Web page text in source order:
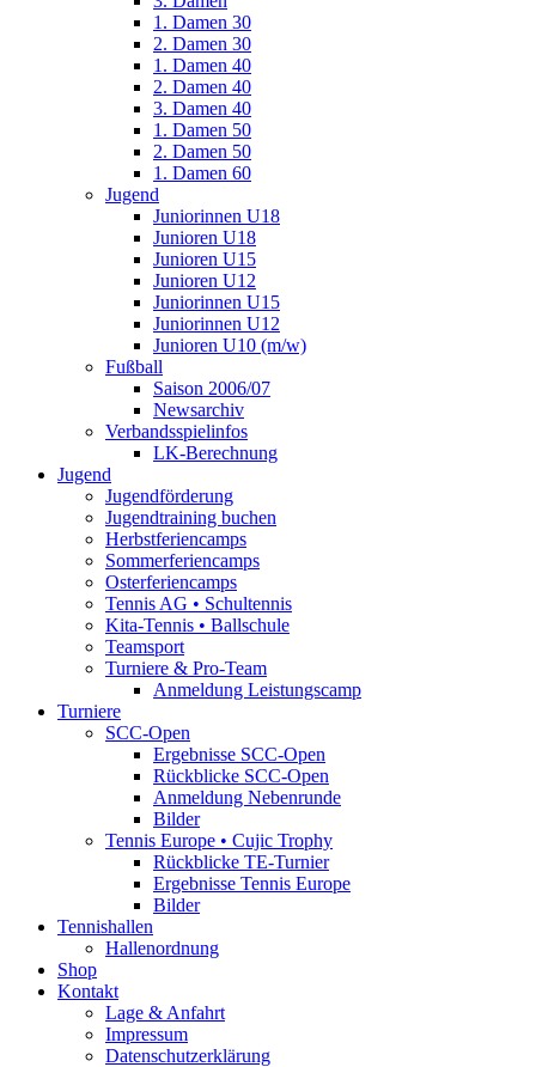
1. Damen 30
2. Damen 30
1. Damen 40
2. Damen 40
3. Damen 40
1. Damen 50
2. Damen 50
1. Damen 60
Jugend
Juniorinnen U18
Junioren U18
Junioren U15
Junioren U12
Juniorinnen U15
Juniorinnen U12
Junioren U10 (m/w)
Fußball
Saison 2006/07
Newsarchiv
Verbandsspielinfos
LK-Berechnung
Jugend
Jugendförderung
Jugendtraining buchen
Herbstferiencamps
Sommerferiencamps
Osterferiencamps
Tennis AG • Schultennis
Kita-Tennis • Ballschule
Teamsport
Turniere & Pro-Team
Anmeldung Leistungscamp
Turniere
SCC-Open
Ergebnisse SCC-Open
Rückblicke SCC-Open
Anmeldung Nebenrunde
Bilder
Tennis Europe • Cujic Trophy
Rückblicke TE-Turnier
Ergebnisse Tennis Europe
Bilder
Tennishallen
Hallenordnung
Shop
Kontakt
Lage & Anfahrt
Impressum
Datenschutzerklärung